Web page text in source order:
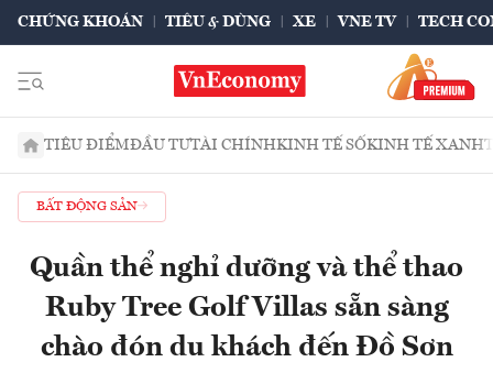
CHỨNG KHOÁN TIÊU & DÙNG XE VNE TV TECH
TIÊU ĐIỂMĐẦU TƯTÀI CHÍNHKINH TẾ SỐKINH TẾ XANH
BẤT ĐỘNG SẢN
Quần thể nghỉ dưỡng và thể thao
Ruby Tree Golf Villas sẵn sàng
chào đón du khách đến Đồ Sơn